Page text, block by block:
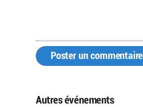
Poster un commentaire
Autres événements